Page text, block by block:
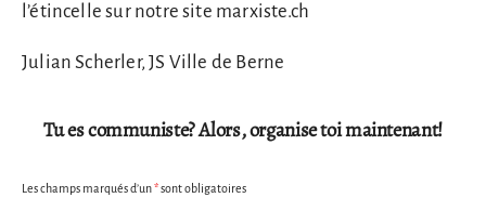
l’étincelle sur notre site marxiste.ch
Julian Scherler, JS Ville de Berne
Tu es communiste? Alors, organise toi maintenant!
Les champs marqués d’un*sont obligatoires